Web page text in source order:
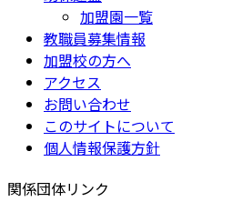
加盟園一覧
教職員募集情報
加盟校の方へ
アクセス
お問い合わせ
このサイトについて
個人情報保護方針
関係団体リンク